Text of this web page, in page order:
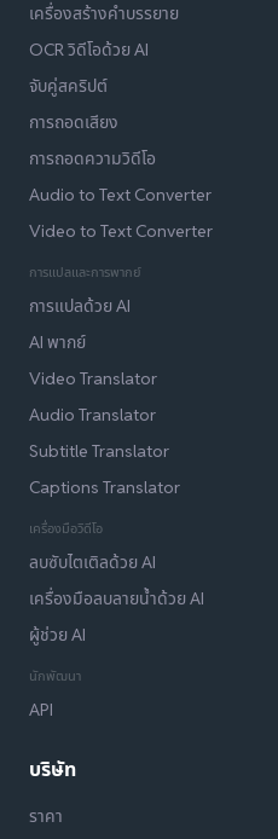
เครื่องสร้างคำบรรยาย
OCR วิดีโอด้วย AI
จับคู่สคริปต์
การถอดเสียง
การถอดความวิดีโอ
Audio to Text Converter
Video to Text Converter
การแปลและการพากย์
การแปลด้วย AI
AI พากย์
Video Translator
Audio Translator
Subtitle Translator
Captions Translator
เครื่องมือวิดีโอ
ลบซับไตเติลด้วย AI
เครื่องมือลบลายน้ำด้วย AI
ผู้ช่วย AI
นักพัฒนา
API
บริษัท
ราคา